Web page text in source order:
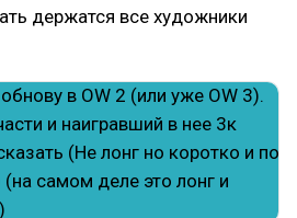
держатся все художники